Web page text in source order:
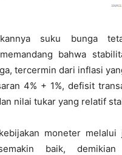
suku bunga
bahwa
tercermin dari inflasi
4% + 1%, defisit
nilai tukar yang relatif
moneter melalui
baik,